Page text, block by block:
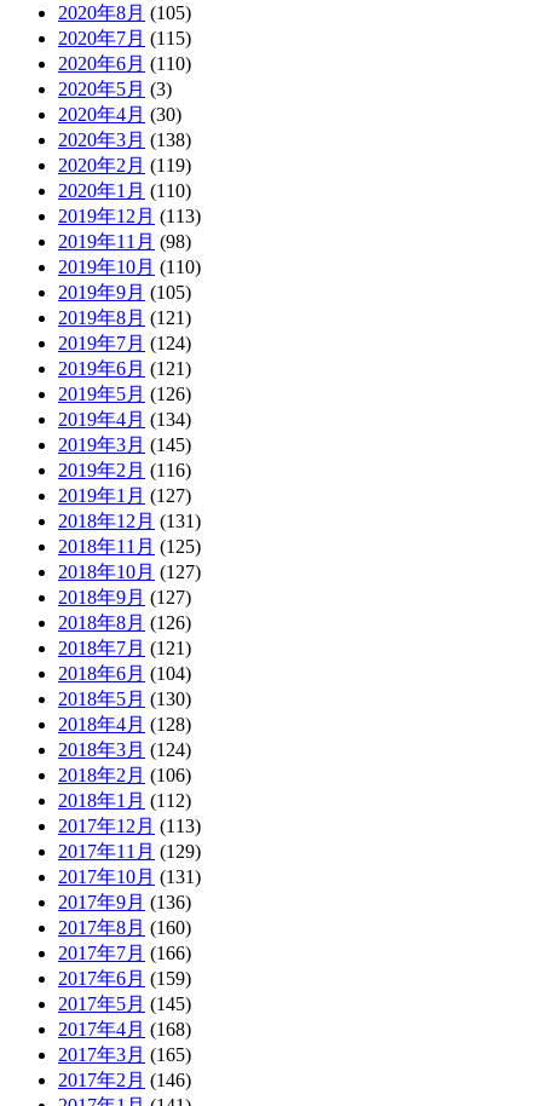
2020年8月 (105)
2020年7月 (115)
2020年6月 (110)
2020年5月 (3)
2020年4月 (30)
2020年3月 (138)
2020年2月 (119)
2020年1月 (110)
2019年12月 (113)
2019年11月 (98)
2019年10月 (110)
2019年9月 (105)
2019年8月 (121)
2019年7月 (124)
2019年6月 (121)
2019年5月 (126)
2019年4月 (134)
2019年3月 (145)
2019年2月 (116)
2019年1月 (127)
2018年12月 (131)
2018年11月 (125)
2018年10月 (127)
2018年9月 (127)
2018年8月 (126)
2018年7月 (121)
2018年6月 (104)
2018年5月 (130)
2018年4月 (128)
2018年3月 (124)
2018年2月 (106)
2018年1月 (112)
2017年12月 (113)
2017年11月 (129)
2017年10月 (131)
2017年9月 (136)
2017年8月 (160)
2017年7月 (166)
2017年6月 (159)
2017年5月 (145)
2017年4月 (168)
2017年3月 (165)
2017年2月 (146)